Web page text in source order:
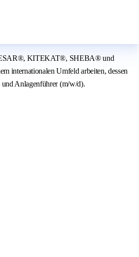
CESAR®, KITEKAT®, SHEBA® und
internationalen Umfeld arbeiten, dessen
und Anlagenführer (m/w/d).